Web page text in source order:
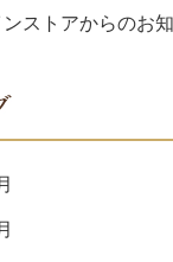
ストアからのお知